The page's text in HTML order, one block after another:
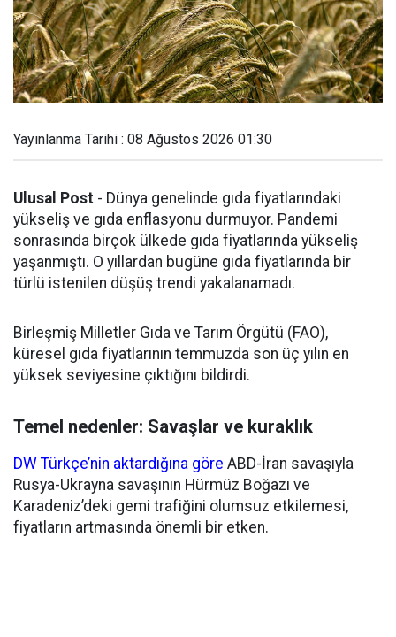
Yayınlanma Tarihi : 08 Ağustos 2026 01:30
Ulusal Post - Dünya genelinde gıda fiyatlarındaki
yükseliş ve gıda enflasyonu durmuyor. Pandemi
sonrasında birçok ülkede gıda fiyatlarında yükseliş
yaşanmıştı. O yıllardan bugüne gıda fiyatlarında bir
türlü istenilen düşüş trendi yakalanamadı.
Birleşmiş Milletler Gıda ve Tarım Örgütü (FAO),
küresel gıda fiyatlarının temmuzda son üç yılın en
yüksek seviyesine çıktığını bildirdi.
Temel nedenler: Savaşlar ve kuraklık
DW Türkçe’nin aktardığına göre ABD-İran savaşıyla
Rusya-Ukrayna savaşının Hürmüz Boğazı ve
Karadeniz’deki gemi trafiğini olumsuz etkilemesi,
fiyatların artmasında önemli bir etken.